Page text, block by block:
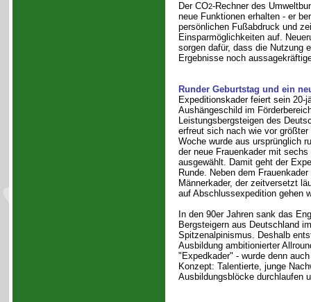
Der CO2-Rechner des
neue Funktionen erhalten - er
persönlichen Fußabdruck und
Einsparmöglichkeiten auf.
sorgen dafür, dass die Nutzung
Ergebnisse noch
Runder Geburtstag und ein
Expeditionskader feiert sein 20-
Aushängeschild im
Leistungsbergsteigen des
erfreut sich nach wie vor
Woche wurde aus ursprünglich
der neue Frauenkader mit sechs
ausgewählt. Damit geht der
Runde. Neben dem
Männerkader, der zeitversetzt
auf Abschlussexpedition gehen
In den 90er Jahren sank das
Bergsteigern aus Deutschland
Spitzenalpinismus. Deshalb
Ausbildung ambitionierter
"Expedkader" - wurde denn
Konzept: Talentierte, junge
Ausbildungsblöcke durchlaufen